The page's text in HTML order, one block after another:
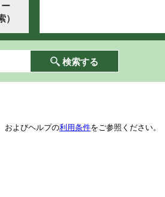
）
検索する
およびヘルプの利用条件をご参照ください。